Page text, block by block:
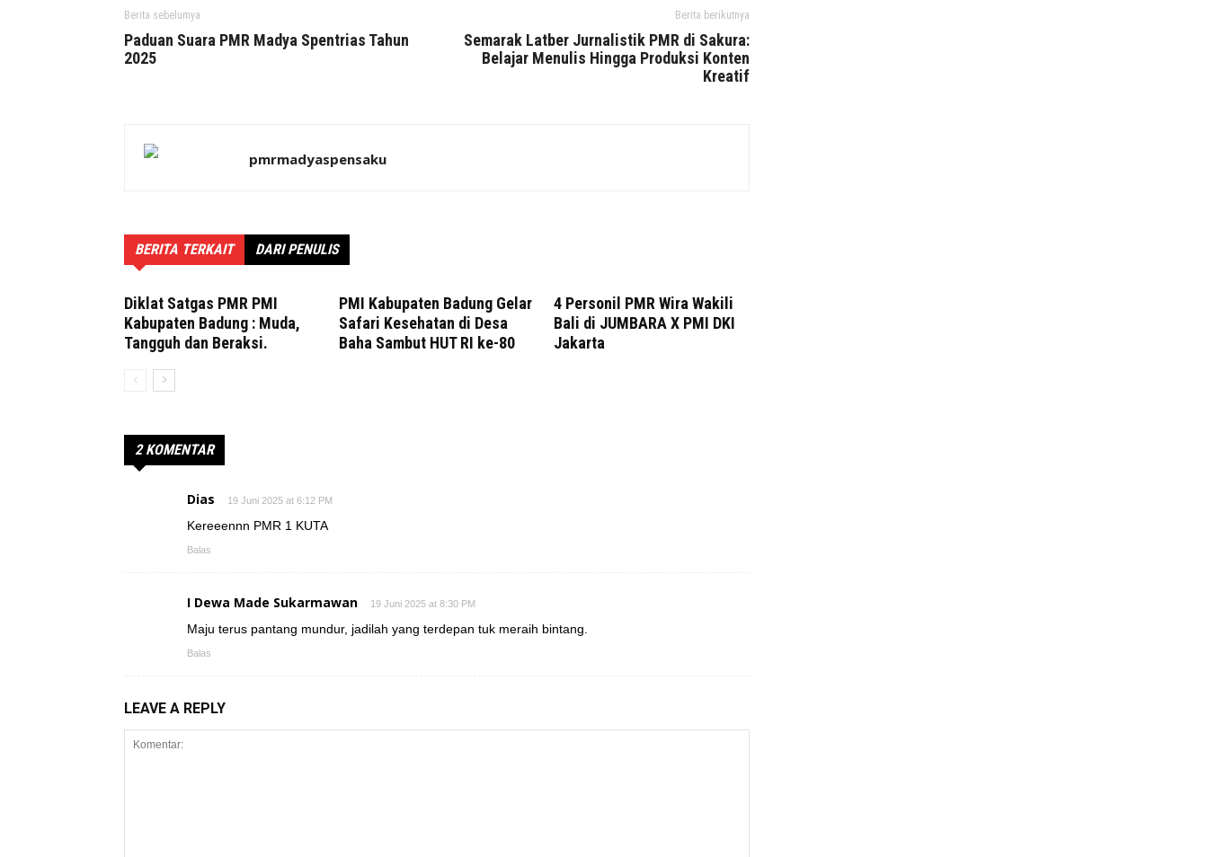
Berita sebelumya
Paduan Suara PMR Madya Spentrias Tahun
2025
Berita berikutnya
Semarak Latber Jurnalistik PMR di Sakura:
Belajar Menulis Hingga Produksi Konten
Kreatif
pmrmadyaspensaku
BERITA TERKAIT DARI PENULIS
Diklat Satgas PMR PMI
Kabupaten Badung : Muda,
Tangguh dan Beraksi.
PMI Kabupaten Badung Gelar
Safari Kesehatan di Desa
Baha Sambut HUT RI ke-80
4 Personil PMR Wira Wakili
Bali di JUMBARA X PMI DKI
Jakarta
2 KOMENTAR
Dias 19 Juni 2025 at 6:12 PM
Kereeennn PMR 1 KUTA
Balas
I Dewa Made Sukarmawan 19 Juni 2025 at 8:30 PM
Maju terus pantang mundur, jadilah yang terdepan tuk meraih bintang.
Balas
LEAVE A REPLY